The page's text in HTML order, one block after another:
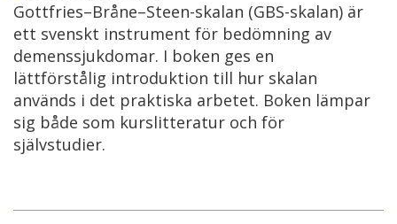
Gottfries–Bråne–Steen-skalan (GBS-skalan) är
ett svenskt instrument för bedömning av
demenssjukdomar. I boken ges en
lättförstålig introduktion till hur skalan
används i det praktiska arbetet. Boken lämpar
sig både som kurslitteratur och för
självstudier.